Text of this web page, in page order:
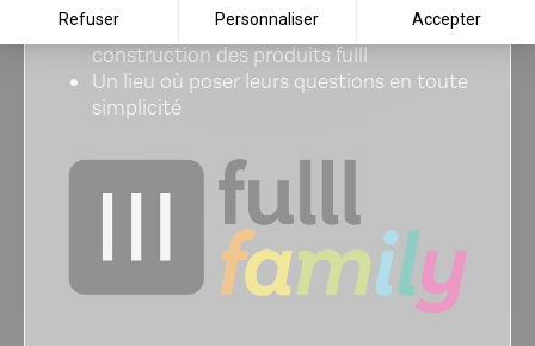
Refuser Personnaliser Accepter
Un accès pour participer à la
construction des produits fulll
Un lieu où poser leurs questions en toute
simplicité